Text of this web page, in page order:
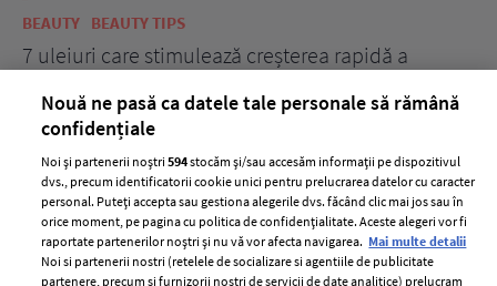
BEAUTY BEAUTY TIPS
7 uleiuri care stimulează creșterea rapidă a
Nouă ne pasă ca datele tale personale să rămână
confidențiale
Noi și partenerii noștri594stocăm și/sau accesăm informații pe dispozitivul
dvs., precum identificatorii cookie unici pentru prelucrarea datelor cu caracter
personal. Puteți accepta sau gestiona alegerile dvs. făcând clic mai jos sau în
orice moment, pe pagina cu politica de confidențialitate. Aceste alegeri vor fi
raportate partenerilor noștri și nu vă vor afecta navigarea. Mai multe detalii
Noi si partenerii nostri (retelele de socializare si agentiile de publicitate
partenere, precum si furnizorii nostri de servicii de date analitice) prelucram